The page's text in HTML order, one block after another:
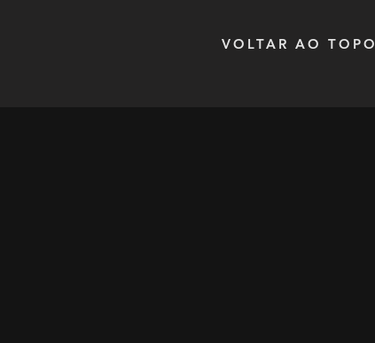
VOLTAR AO TOPO